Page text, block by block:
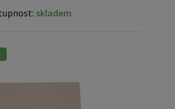
skladem